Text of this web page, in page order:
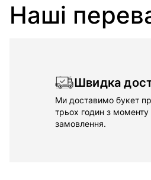
Наші
Швидка
Ми доставимо букет
трьох годин з моменту
замовлення.